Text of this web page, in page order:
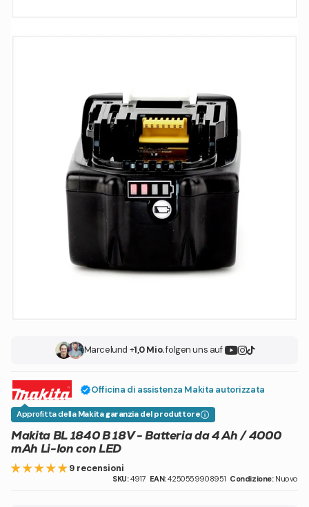
Marcelund +1,0 Mio.folgen uns auf
Officina di assistenza Makita autorizzata
Approfitta della Makita garanzia del produttore
Makita BL 1840 B 18V - Batteria da 4 Ah / 4000
mAh Li-Ion con LED
9 recensioni
SKU:4917 EAN:4250559908951 Condizione: Nuovo